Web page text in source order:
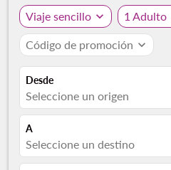
Viaje sencillo expand_more 1 Adulto
Código de promoción expand_more
Desde
Seleccione un origen
A
Seleccione un destino